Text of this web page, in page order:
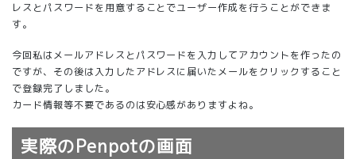
レスとパスワードを用意することでユーザー作成を行うことができま
す。
今回私はメールアドレスとパスワードを入力してアカウントを作ったの
ですが、その後は入力したアドレスに届いたメールをクリックすること
で登録完了しました。
カード情報等不要であるのは安心感がありますよね。
実際のPenpotの画面